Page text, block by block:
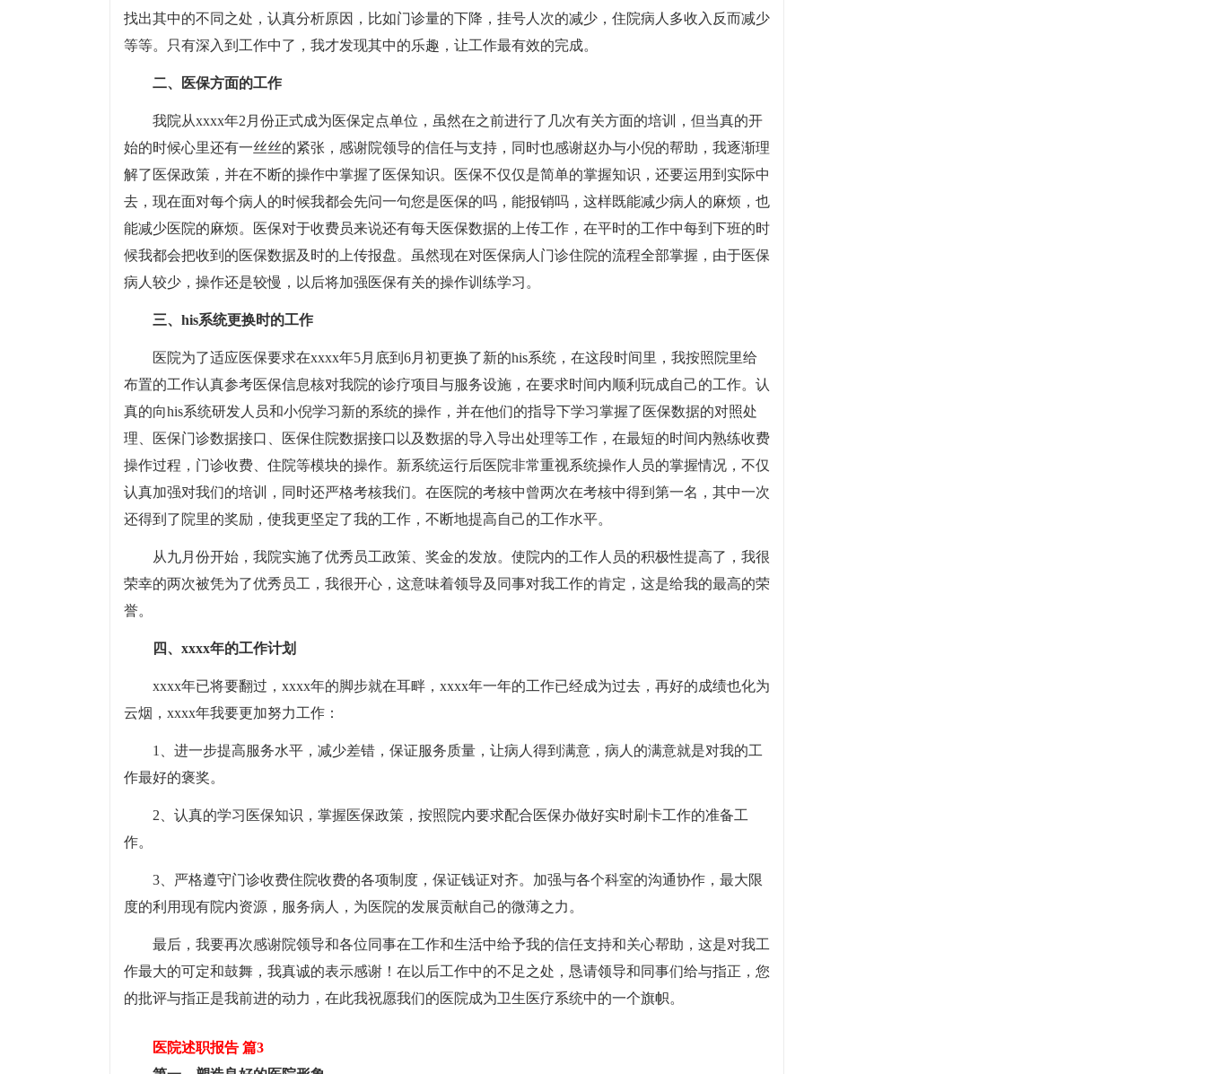
找出其中的不同之处，认真分析原因，比如门诊量的下降，挂号人次的减少，住院病人多收入反而减少
等等。只有深入到工作中了，我才发现其中的乐趣，让工作最有效的完成。
二、医保方面的工作
我院从xxxx年2月份正式成为医保定点单位，虽然在之前进行了几次有关方面的培训，但当真的开
始的时候心里还有一丝丝的紧张，感谢院领导的信任与支持，同时也感谢赵办与小倪的帮助，我逐渐理
解了医保政策，并在不断的操作中掌握了医保知识。医保不仅仅是简单的掌握知识，还要运用到实际中
去，现在面对每个病人的时候我都会先问一句您是医保的吗，能报销吗，这样既能减少病人的麻烦，也
能减少医院的麻烦。医保对于收费员来说还有每天医保数据的上传工作，在平时的工作中每到下班的时
候我都会把收到的医保数据及时的上传报盘。虽然现在对医保病人门诊住院的流程全部掌握，由于医保
病人较少，操作还是较慢，以后将加强医保有关的操作训练学习。
三、his系统更换时的工作
医院为了适应医保要求在xxxx年5月底到6月初更换了新的his系统，在这段时间里，我按照院里给
布置的工作认真参考医保信息核对我院的诊疗项目与服务设施，在要求时间内顺利玩成自己的工作。认
真的向his系统研发人员和小倪学习新的系统的操作，并在他们的指导下学习掌握了医保数据的对照处
理、医保门诊数据接口、医保住院数据接口以及数据的导入导出处理等工作，在最短的时间内熟练收费
操作过程，门诊收费、住院等模块的操作。新系统运行后医院非常重视系统操作人员的掌握情况，不仅
认真加强对我们的培训，同时还严格考核我们。在医院的考核中曾两次在考核中得到第一名，其中一次
还得到了院里的奖励，使我更坚定了我的工作，不断地提高自己的工作水平。
从九月份开始，我院实施了优秀员工政策、奖金的发放。使院内的工作人员的积极性提高了，我很
荣幸的两次被凭为了优秀员工，我很开心，这意味着领导及同事对我工作的肯定，这是给我的最高的荣
誉。
四、xxxx年的工作计划
xxxx年已将要翻过，xxxx年的脚步就在耳畔，xxxx年一年的工作已经成为过去，再好的成绩也化为
云烟，xxxx年我要更加努力工作：
1、进一步提高服务水平，减少差错，保证服务质量，让病人得到满意，病人的满意就是对我的工
作最好的褒奖。
2、认真的学习医保知识，掌握医保政策，按照院内要求配合医保办做好实时刷卡工作的准备工
作。
3、严格遵守门诊收费住院收费的各项制度，保证钱证对齐。加强与各个科室的沟通协作，最大限
度的利用现有院内资源，服务病人，为医院的发展贡献自己的微薄之力。
最后，我要再次感谢院领导和各位同事在工作和生活中给予我的信任支持和关心帮助，这是对我工
作最大的可定和鼓舞，我真诚的表示感谢！在以后工作中的不足之处，恳请领导和同事们给与指正，您
的批评与指正是我前进的动力，在此我祝愿我们的医院成为卫生医疗系统中的一个旗帜。
医院述职报告 篇3